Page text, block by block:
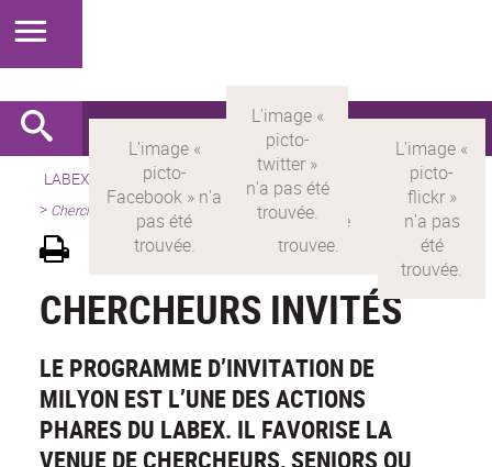
LABEX > LABEX MILYON Version française
Présentation
> Chercheurs invités
CHERCHEURS INVITÉS
LE PROGRAMME D’INVITATION DE
MILYON EST L’UNE DES ACTIONS
PHARES DU LABEX. IL FAVORISE LA
VENUE DE CHERCHEURS, SENIORS OU